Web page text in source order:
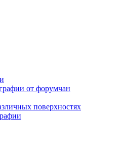
от форумчан
поверхностях